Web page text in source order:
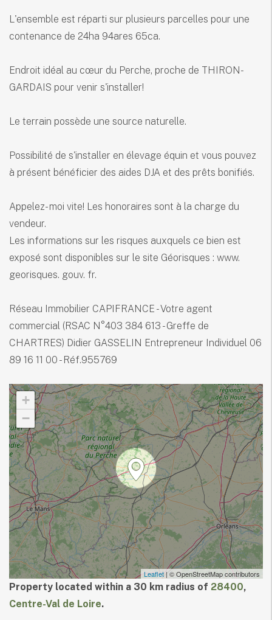
+
−
Leaflet| © OpenStreetMap contributors
Property located within a 30 km radius of 28400,
Centre-Val de Loire.
L'ensemble est réparti sur plusieurs parcelles pour une
contenance de 24ha 94ares 65ca.
Endroit idéal au cœur du Perche, proche de THIRON-
GARDAIS pour venir s'installer!
Le terrain possède une source naturelle.
Possibilité de s'installer en élevage équin et vous pouvez
à présent bénéficier des aides DJA et des prêts bonifiés.
Appelez- moi vite! Les honoraires sont à la charge du
vendeur.
Les informations sur les risques auxquels ce bien est
exposé sont disponibles sur le site Géorisques : www.
georisques. gouv. fr.
Réseau Immobilier CAPIFRANCE - Votre agent
commercial (RSAC N°403 384 613 - Greffe de
CHARTRES) Didier GASSELIN Entrepreneur Individuel 06
89 16 11 00 - Réf.955769